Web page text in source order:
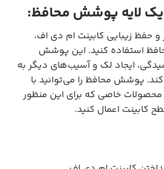
یک لایه پوشش محافظ:
و حفظ زیبایی کابینت ام دی اف،
استفاده کنید. این پوشش
ایجاد لک و آسیب‌های دیگر به
پوشش محافظ را می‌توانید با
محصولات خاصی که برای این منظور
کابینت اعمال کنید.